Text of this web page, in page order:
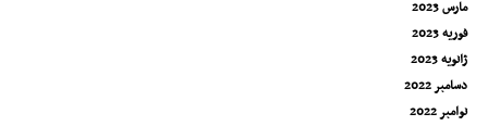
مارس 2023
فوریه 2023
ژانویه 2023
دسامبر 2022
نوامبر 2022